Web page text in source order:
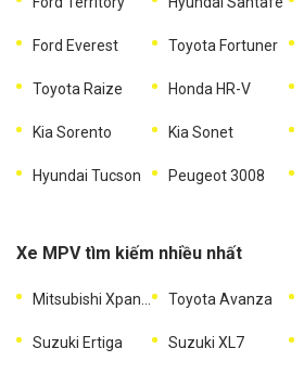
Ford Everest Toyota Fortuner
Toyota Raize Honda HR-V
Kia Sorento Kia Sonet
Hyundai Tucson Peugeot 3008
Xe MPV tìm kiếm nhiều nhất
Mitsubishi Xpander Toyota Avanza
Suzuki Ertiga Suzuki XL7